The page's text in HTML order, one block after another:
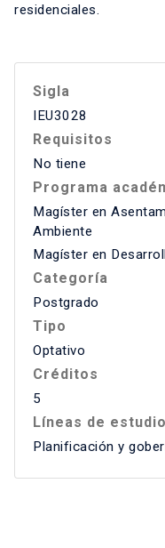
residenciales.
Sigla
IEU3028
Requisitos
No tiene
Programa
Magíster en
Ambiente
Magíster en
Categoría
Postgrado
Tipo
Optativo
Créditos
5
Líneas de estudio
Planificación y